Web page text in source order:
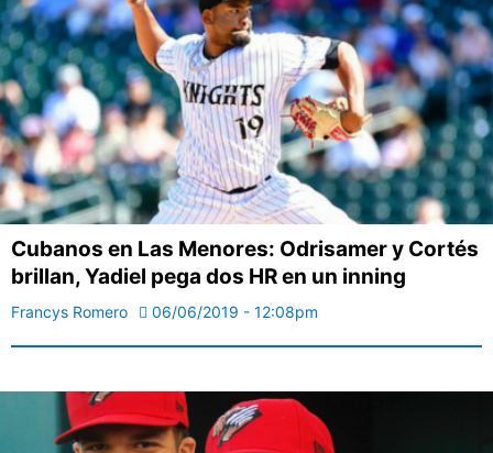
Cubanos en Las Menores: Odrisamer y Cortés
brillan, Yadiel pega dos HR en un inning
Francys Romero 06/06/2019 - 12:08pm